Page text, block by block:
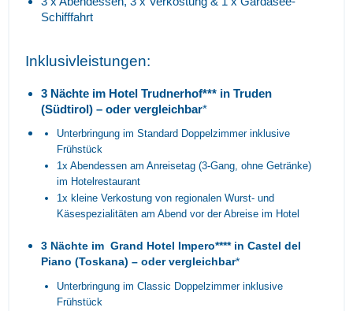
Schifffahrt
Inklusivleistungen:
3 Nächte im Hotel Trudnerhof*** in Truden
(Südtirol) – oder vergleichbar*
Unterbringung im Standard Doppelzimmer inklusive
Frühstück
1x Abendessen am Anreisetag (3-Gang, ohne Getränke)
im Hotelrestaurant
1x kleine Verkostung von regionalen Wurst- und
Käsespezialitäten am Abend vor der Abreise im Hotel
3 Nächte im Grand Hotel Impero**** in Castel del
Piano (Toskana) – oder vergleichbar*
Unterbringung im Classic Doppelzimmer inklusive
Frühstück